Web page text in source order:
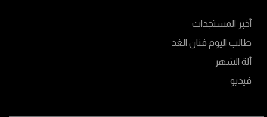
آخبر المستجدات
طالب اليوم فنان الغد
ألة الشهر
فيديو